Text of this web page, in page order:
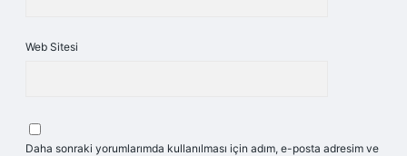
Web Sitesi
Daha sonraki yorumlarımda kullanılması için adım, e-posta adresim ve